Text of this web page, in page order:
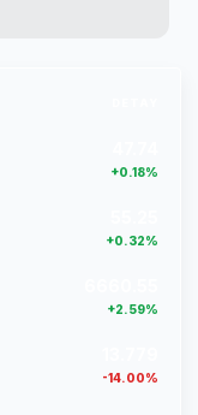
+0.18%
+0.32%
+2.59%
-14.00%